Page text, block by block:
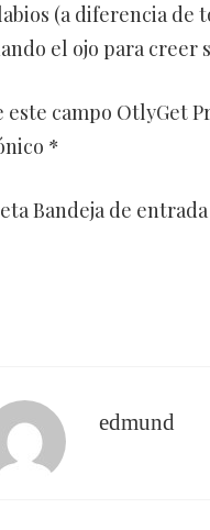
(a diferencia de
el ojo para creer
este campo OtlyGet
*
Bandeja de
edmund